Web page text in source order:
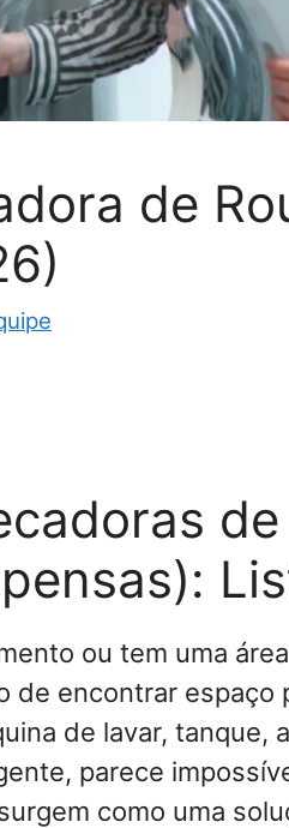
de
ou tem uma
de encontrar espaço
de lavar, tanque,
parece
como uma